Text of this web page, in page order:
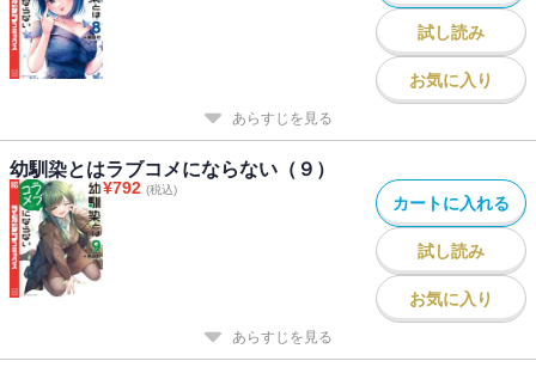
試し読み
お気に入り
あらすじを見る
幼馴染とはラブコメにならない（９）
¥792 (税込)
カートに入れる
試し読み
お気に入り
あらすじを見る